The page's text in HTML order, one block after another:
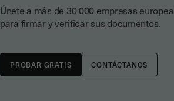
Únete a más de 30 000 empresas
para firmar y verificar sus documentos.
CONTÁCTANOS